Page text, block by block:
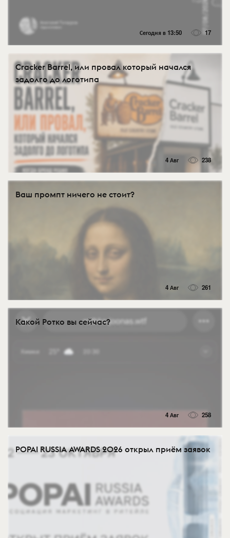
Сегодня в 13:50 17
Cracker Barrel, или провал который начался
задолго до логотипа
4 Авг 238
Ваш промпт ничего не стоит?
4 Авг 261
Какой Ротко вы сейчас?
4 Авг 258
POPAI RUSSIA AWARDS 2026 открыл приём заявок